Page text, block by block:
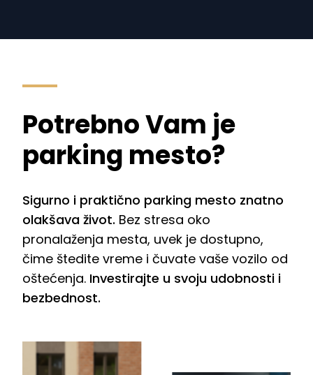
Potrebno Vam je
parking mesto?
Sigurno i praktično parking mesto znatno
olakšava život. Bez stresa oko
pronalaženja mesta, uvek je dostupno,
čime štedite vreme i čuvate vaše vozilo od
oštećenja. Investirajte u svoju udobnosti i
bezbednost.